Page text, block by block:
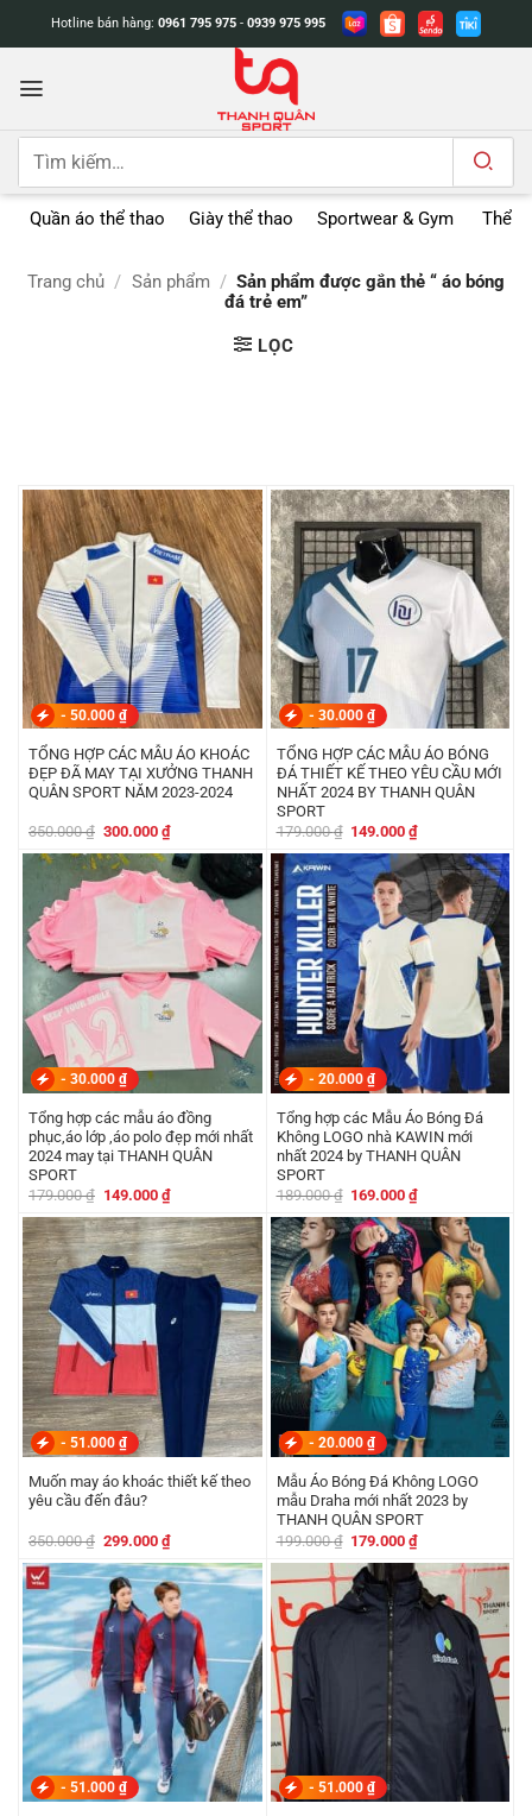
dung
Hotline bán hàng: 0961 795 975 - 0939 975 995
Tìm
Quần áo thể thao Giày thể thao Sportwear & Gym Thể
Trang chủ / Sản phẩm / Sản phẩm được gắn thẻ “ áo bóng
đá trẻ em”
LỌC
- 50.000 ₫
TỔNG HỢP CÁC MẪU ÁO KHOÁC
ĐẸP ĐÃ MAY TẠI XƯỞNG THANH
QUÂN SPORT NĂM 2023-2024
350.000₫ Giá
là:
350.000 ₫.
300.000 ₫Giá
hiện
tại
là:
300.000 ₫.
- 30.000 ₫
TỔNG HỢP CÁC MẪU ÁO BÓNG
ĐÁ THIẾT KẾ THEO YÊU CẦU MỚI
NHẤT 2024 BY THANH QUÂN
SPORT
179.000₫ Giá
là:
179.000 ₫.
149.000₫Giá
tại
là:
149.000 ₫.
- 30.000 ₫
Tổng hợp các mẫu áo đồng
phục,áo lớp ,áo polo đẹp mới nhất
2024 may tại THANH QUÂN
SPORT
179.000₫ Giá
là:
179.000 ₫.
149.000 ₫Giá
hiện
tại
là:
149.000 ₫.
- 20.000 ₫
Tổng hợp các Mẫu Áo Bóng Đá
Không LOGO nhà KAWIN mới
nhất 2024 by THANH QUÂN
SPORT
189.000₫ Giá
là:
189.000 ₫.
169.000₫Giá
tại
là:
169.000 ₫.
- 51.000 ₫
Muốn may áo khoác thiết kế theo
yêu cầu đến đâu?
350.000₫ Giá
là:
350.000 ₫.
299.000 ₫Giá
hiện
tại
là:
299.000 ₫.
- 20.000 ₫
Mẫu Áo Bóng Đá Không LOGO
mẫu Draha mới nhất 2023 by
THANH QUÂN SPORT
199.000₫ Giá
là:
199.000 ₫.
179.000₫Giá
tại
là:
179.000 ₫.
- 51.000 ₫ - 51.000 ₫